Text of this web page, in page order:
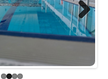
Next